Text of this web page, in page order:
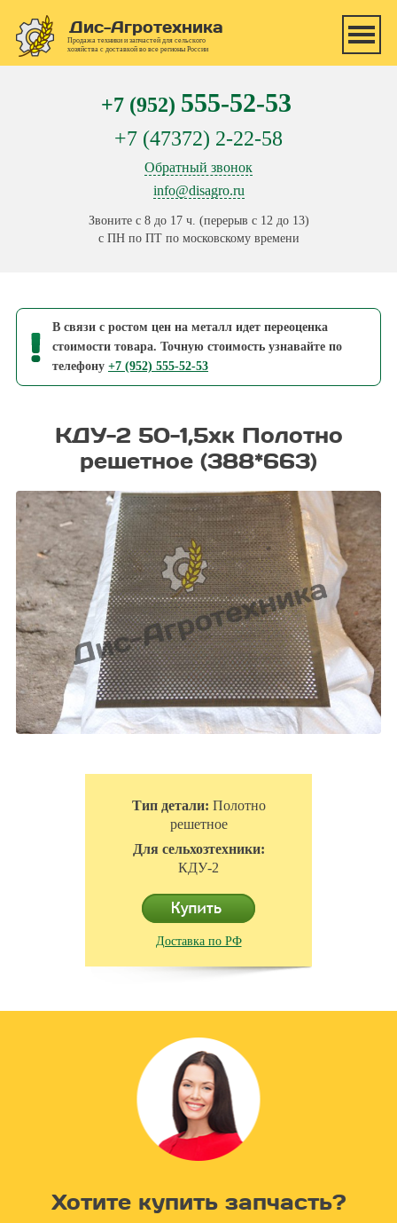
Дис-Агротехника
Продажа техники и запчастей для сельского
хозяйства с доставкой во все регионы России
+7 (952) 555-52-53
+7 (47372) 2-22-58
Обратный звонок
info@disagro.ru
Звоните с 8 до 17 ч. (перерыв с 12 до 13)
с ПН по ПТ по московскому времени
В связи с ростом цен на металл идет переоценка
стоимости товара. Точную стоимость узнавайте по
телефону +7 (952) 555-52-53
КДУ-2 50-1,5хк Полотно
решетное (388*663)
Тип детали: Полотно
решетное
Для сельхозтехники:
КДУ-2
Доставка по РФ
Хотите купить запчасть?